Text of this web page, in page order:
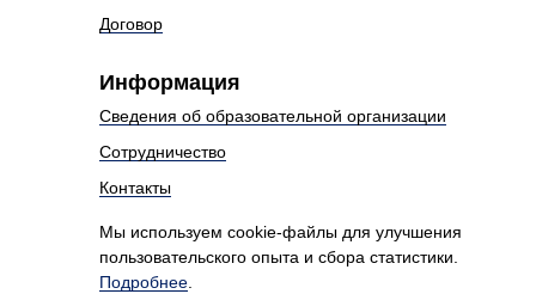
Контакты
Сотрудничество
Сведения об образовательной организации
Информация
Договор
Мы используем cookie-файлы для улучшения
пользовательского опыта и сбора статистики.
Подробнее